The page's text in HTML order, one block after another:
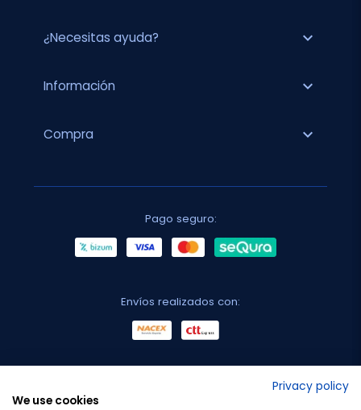
¿Necesitas ayuda? expand_more
Información expand_more
Compra expand_more
Pago seguro:
Envíos realizados con:
Privacy policy
We use cookies